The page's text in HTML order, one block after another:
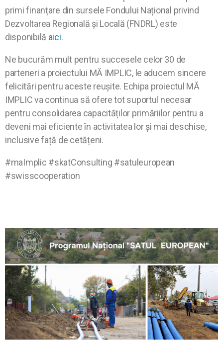
primi finanțare din sursele Fondului Național privind
Dezvoltarea Regională și Locală (FNDRL) este
disponibilă aici.
Ne bucurăm mult pentru succesele celor 30 de
parteneri a proiectului MĂ IMPLIC, le aducem sincere
felicitări pentru aceste reușite. Echipa proiectul MĂ
IMPLIC va continua să ofere tot suportul necesar
pentru consolidarea capacităților primăriilor pentru a
deveni mai eficiente în activitatea lor și mai deschise,
inclusive față de cetățeni.
#maImplic #skatConsulting #satuleuropean
#swisscooperation